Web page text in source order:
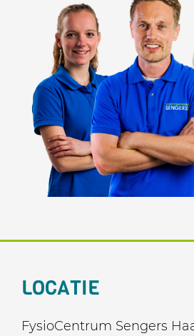
LOCATIE
FysioCentrum Sengers